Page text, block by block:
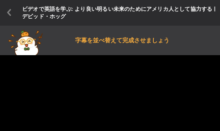
ビデオで英語を学ぶ: より良い明るい未来のためにアメリカ人として協力する |
デビッド・ホッグ
字幕を並べ替えて完成させましょう